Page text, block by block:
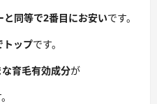
同等で2番目にお安いです。
トップです。
な育毛有効成分が